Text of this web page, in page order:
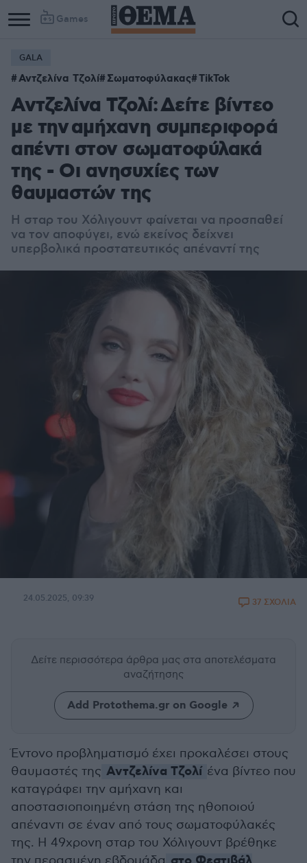
Games
GALA
Αντζελίνα Τζολί Σωματοφύλακας TikTok
Αντζελίνα Τζολί: Δείτε βίντεο
με την αμήχανη συμπεριφορά
απέντι στον σωματοφύλακά
της - Οι ανησυχίες των
θαυμαστών της
Η σταρ του Χόλιγουντ φαίνεται να προσπαθεί
να τον αποφύγει, ενώ εκείνος δείχνει
υπερβολικά προστατευτικός απέναντί της
24.05.2025, 09:39 37 ΣΧΟΛΙΑ
Δείτε περισσότερα άρθρα μας στα αποτελέσματα
αναζήτησης
Add Protothema.gr on Google
Έντονο προβληματισμό έχει προκαλέσει στους
θαυμαστές της Αντζελίνα Τζολί ένα βίντεο που
καταγράφει την αμήχανη και
αποστασιοποιημένη στάση της ηθοποιού
απέναντι σε έναν από τους σωματοφύλακές
της. Η 49χρονη σταρ του Χόλιγουντ βρέθηκε